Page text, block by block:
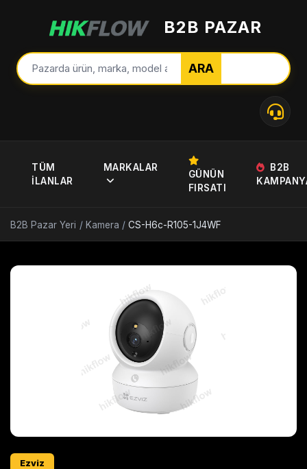
B2B PAZAR
ARA
TÜM
İLANLAR
MARKALAR
GÜNÜN
FIRSATI
B2B
B2B Pazar Yeri / Kamera / CS-H6c-R105-1J4WF
Ezviz